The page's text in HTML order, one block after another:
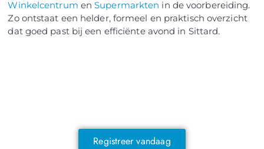
Winkelcentrum enSupermarkten in de voorbereiding.
Zo ontstaat een helder, formeel en praktisch overzicht
dat goed past bij een efficiënte avond in Sittard.
Registreer vandaag